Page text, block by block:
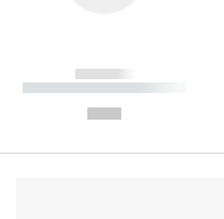
------------
----------- ----------- ----------